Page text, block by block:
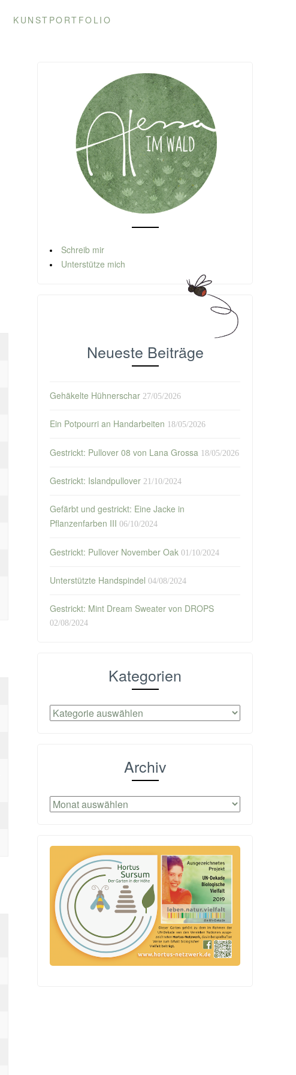
KUNSTPORTFOLIO
Schreib mir
Unterstütze mich
Neueste Beiträge
Gehäkelte Hühnerschar 27/05/2026
Ein Potpourri an Handarbeiten 18/05/2026
Gestrickt: Pullover 08 von Lana Grossa 18/05/2026
Gestrickt: Islandpullover 21/10/2024
Gefärbt und gestrickt: Eine Jacke in
Pflanzenfarben III 06/10/2024
Gestrickt: Pullover November Oak 01/10/2024
Unterstützte Handspindel 04/08/2024
Gestrickt: Mint Dream Sweater von DROPS
02/08/2024
Kategorien
Kategorien
Archiv
Archiv